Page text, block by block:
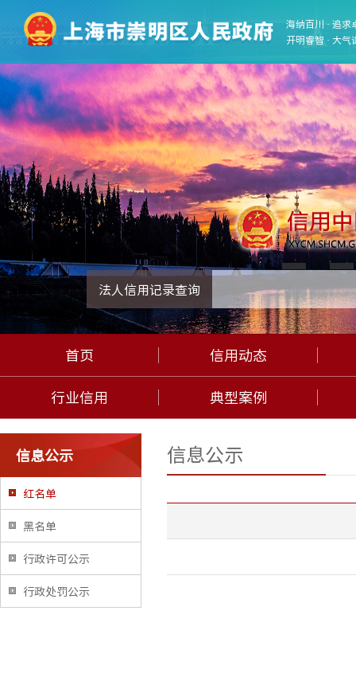
法人信用记录查询
首页
信用动态
行业信用
典型案例
海纳百川 · 追求
开明睿智 · 大气
信息公示
红名单
黑名单
行政许可公示
行政处罚公示
信息公示